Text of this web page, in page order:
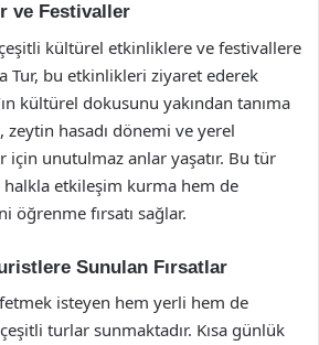
ve Festivaller
kültürel etkinliklere ve festivallere
Tur, bu etkinlikleri ziyaret ederek
kültürel dokusunu yakından tanıma
zeytin hasadı dönemi ve yerel
için unutulmaz anlar yaşatır. Bu tür
etkileşim kurma hem de
öğrenme fırsatı sağlar.
Sunulan Fırsatlar
isteyen hem yerli hem de
turlar sunmaktadır. Kısa günlük